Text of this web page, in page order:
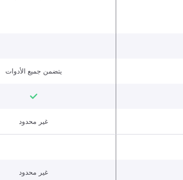
يتضمن جميع الأدوات
غير محدود
غير محدود